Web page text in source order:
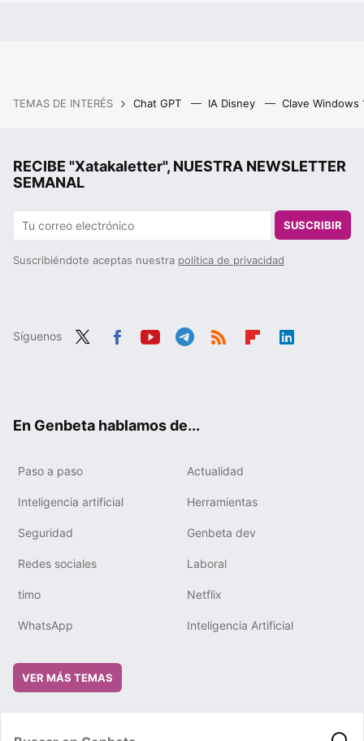
TEMAS DE INTERÉS Chat GPT IA Disney Clave Windows
RECIBE "Xatakaletter", NUESTRA NEWSLETTER
SEMANAL
SUSCRIBIR
Suscribiéndote aceptas nuestra política de privacidad
Síguenos
En Genbeta hablamos de...
Paso a paso Actualidad
Inteligencia artificial Herramientas
Seguridad Genbeta dev
Redes sociales Laboral
timo Netflix
WhatsApp Inteligencia Artificial
VER MÁS TEMAS